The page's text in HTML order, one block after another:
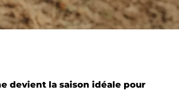
devient la saison idéale pour